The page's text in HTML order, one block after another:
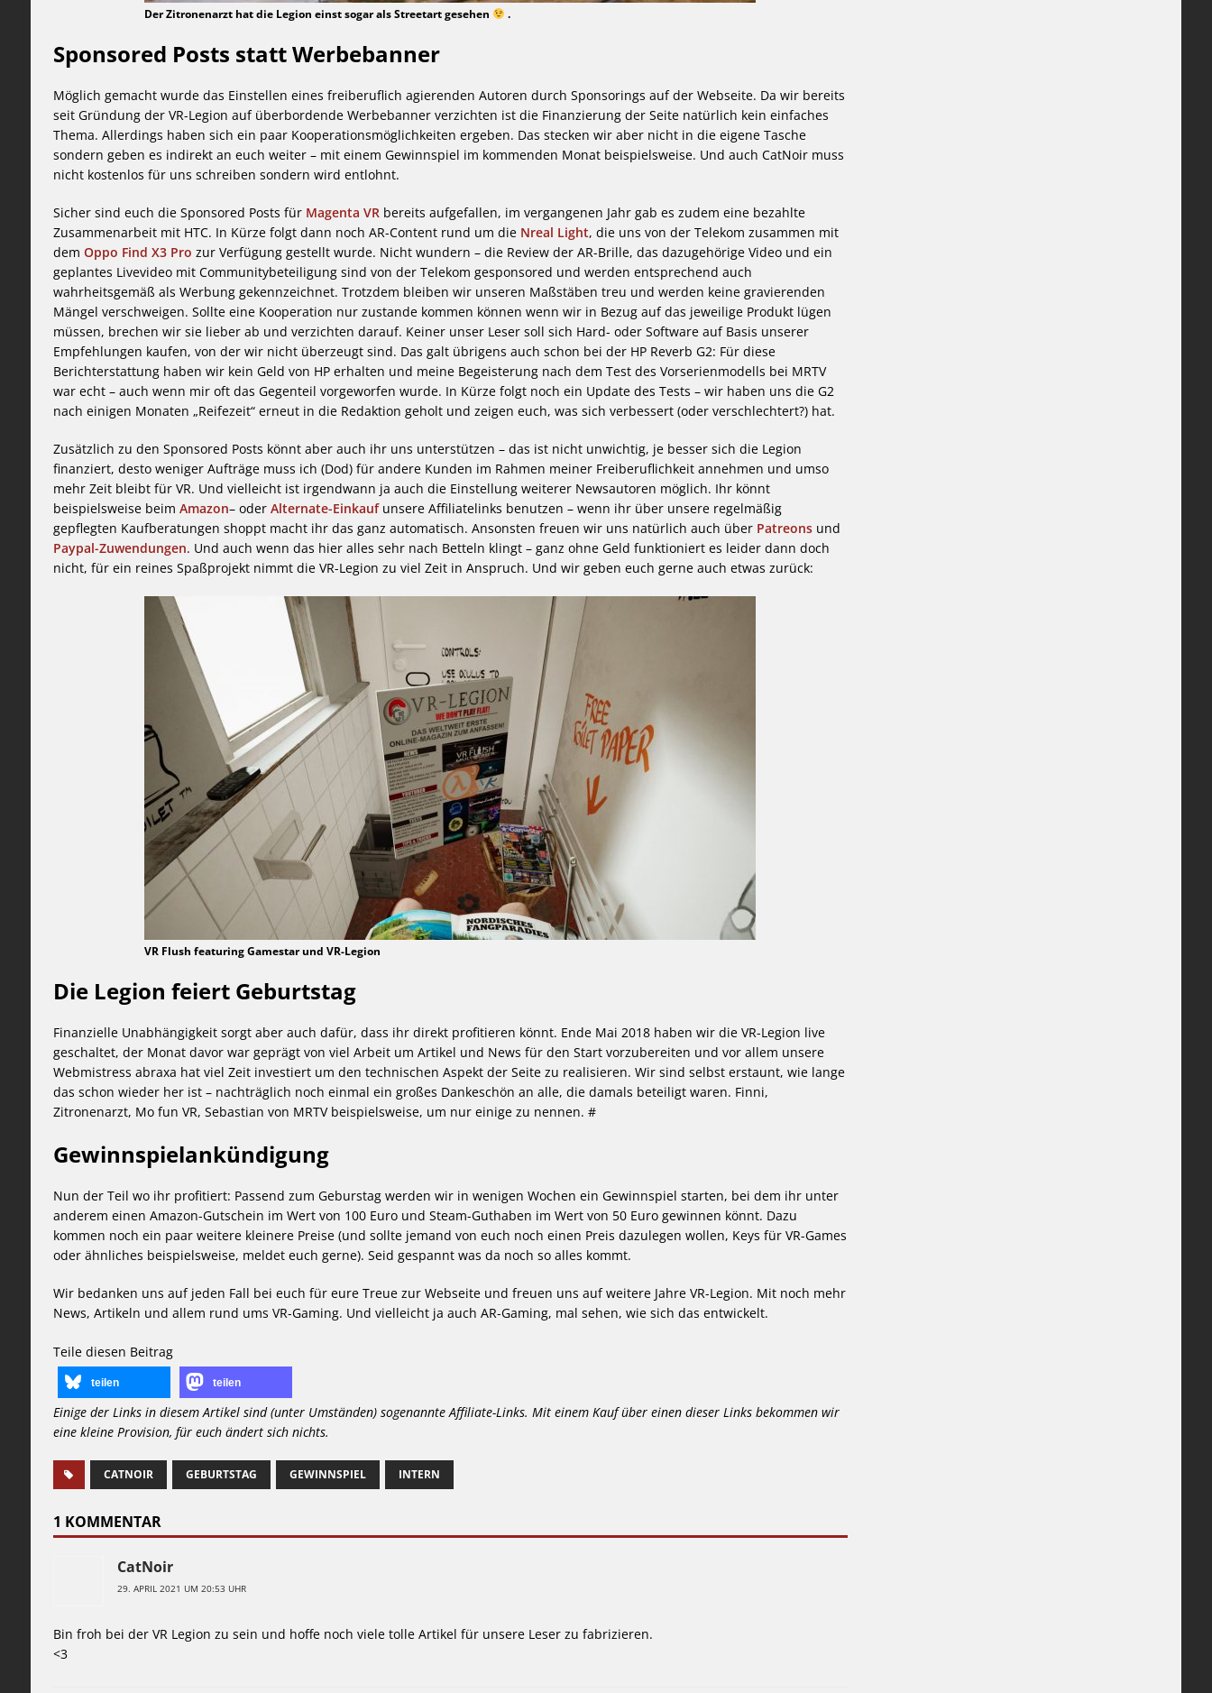
Der Zitronenarzt hat die Legion einst sogar als Streetart gesehen .
Sponsored Posts statt Werbebanner
Möglich gemacht wurde das Einstellen eines freiberuflich agierenden Autoren durch Sponsorings auf der Webseite. Da wir bereits
seit Gründung der VR-Legion auf überbordende Werbebanner verzichten ist die Finanzierung der Seite natürlich kein einfaches
Thema. Allerdings haben sich ein paar Kooperationsmöglichkeiten ergeben. Das stecken wir aber nicht in die eigene Tasche
sondern geben es indirekt an euch weiter – mit einem Gewinnspiel im kommenden Monat beispielsweise. Und auch CatNoir muss
nicht kostenlos für uns schreiben sondern wird entlohnt.
Sicher sind euch die Sponsored Posts für Magenta VR bereits aufgefallen, im vergangenen Jahr gab es zudem eine bezahlte
Zusammenarbeit mit HTC. In Kürze folgt dann noch AR-Content rund um die Nreal Light, die uns von der Telekom zusammen mit
dem Oppo Find X3 Pro zur Verfügung gestellt wurde. Nicht wundern – die Review der AR-Brille, das dazugehörige Video und ein
geplantes Livevideo mit Communitybeteiligung sind von der Telekom gesponsored und werden entsprechend auch
wahrheitsgemäß als Werbung gekennzeichnet. Trotzdem bleiben wir unseren Maßstäben treu und werden keine gravierenden
Mängel verschweigen. Sollte eine Kooperation nur zustande kommen können wenn wir in Bezug auf das jeweilige Produkt lügen
müssen, brechen wir sie lieber ab und verzichten darauf. Keiner unser Leser soll sich Hard- oder Software auf Basis unserer
Empfehlungen kaufen, von der wir nicht überzeugt sind. Das galt übrigens auch schon bei der HP Reverb G2: Für diese
Berichterstattung haben wir kein Geld von HP erhalten und meine Begeisterung nach dem Test des Vorserienmodells bei MRTV
war echt – auch wenn mir oft das Gegenteil vorgeworfen wurde. In Kürze folgt noch ein Update des Tests – wir haben uns die G2
nach einigen Monaten „Reifezeit“ erneut in die Redaktion geholt und zeigen euch, was sich verbessert (oder verschlechtert?) hat.
Zusätzlich zu den Sponsored Posts könnt aber auch ihr uns unterstützen – das ist nicht unwichtig, je besser sich die Legion
finanziert, desto weniger Aufträge muss ich (Dod) für andere Kunden im Rahmen meiner Freiberuflichkeit annehmen und umso
mehr Zeit bleibt für VR. Und vielleicht ist irgendwann ja auch die Einstellung weiterer Newsautoren möglich. Ihr könnt
beispielsweise beim Amazon– oder Alternate-Einkaufunsere Affiliatelinks benutzen – wenn ihr über unsere regelmäßig
gepflegten Kaufberatungen shoppt macht ihr das ganz automatisch. Ansonsten freuen wir uns natürlich auch über Patreons und
Paypal-Zuwendungen. Und auch wenn das hier alles sehr nach Betteln klingt – ganz ohne Geld funktioniert es leider dann doch
nicht, für ein reines Spaßprojekt nimmt die VR-Legion zu viel Zeit in Anspruch. Und wir geben euch gerne auch etwas zurück:
VR Flush featuring Gamestar und VR-Legion
Die Legion feiert Geburtstag
Finanzielle Unabhängigkeit sorgt aber auch dafür, dass ihr direkt profitieren könnt. Ende Mai 2018 haben wir die VR-Legion live
geschaltet, der Monat davor war geprägt von viel Arbeit um Artikel und News für den Start vorzubereiten und vor allem unsere
Webmistress abraxa hat viel Zeit investiert um den technischen Aspekt der Seite zu realisieren. Wir sind selbst erstaunt, wie lange
das schon wieder her ist – nachträglich noch einmal ein großes Dankeschön an alle, die damals beteiligt waren. Finni,
Zitronenarzt, Mo fun VR, Sebastian von MRTV beispielsweise, um nur einige zu nennen. #
Gewinnspielankündigung
Nun der Teil wo ihr profitiert: Passend zum Geburstag werden wir in wenigen Wochen ein Gewinnspiel starten, bei dem ihr unter
anderem einen Amazon-Gutschein im Wert von 100 Euro und Steam-Guthaben im Wert von 50 Euro gewinnen könnt. Dazu
kommen noch ein paar weitere kleinere Preise (und sollte jemand von euch noch einen Preis dazulegen wollen, Keys für VR-Games
oder ähnliches beispielsweise, meldet euch gerne). Seid gespannt was da noch so alles kommt.
Wir bedanken uns auf jeden Fall bei euch für eure Treue zur Webseite und freuen uns auf weitere Jahre VR-Legion. Mit noch mehr
News, Artikeln und allem rund ums VR-Gaming. Und vielleicht ja auch AR-Gaming, mal sehen, wie sich das entwickelt.
Teile diesen Beitrag
teilen teilen
Einige der Links in diesem Artikel sind (unter Umständen) sogenannte Affiliate-Links. Mit einem Kauf über einen dieser Links bekommen wir
eine kleine Provision, für euch ändert sich nichts.
CATNOIR GEBURTSTAG GEWINNSPIEL INTERN
1 KOMMENTAR
CatNoir
29. APRIL 2021 UM 20:53 UHR
Bin froh bei der VR Legion zu sein und hoffe noch viele tolle Artikel für unsere Leser zu fabrizieren.
<3